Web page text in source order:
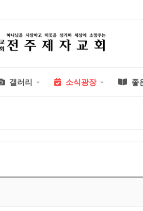
갤러리 소식광장 좋